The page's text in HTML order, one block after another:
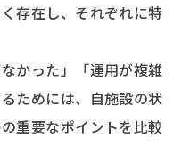
存在し、それぞれに特
かった」「運用が複雑
ためには、自施設の状
重要なポイントを比較